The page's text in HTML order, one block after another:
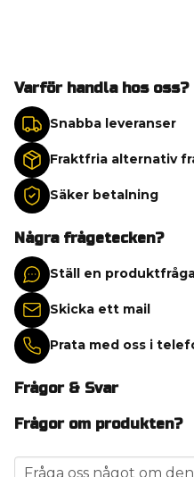
Varför handla hos oss?
Snabba leveranser
Fraktfria alternativ
Säker betalning
Några frågetecken?
Ställ en
Skicka ett mail
Prata med oss i
Frågor & Svar
Frågor om produkten?
question
Fråga oss något om